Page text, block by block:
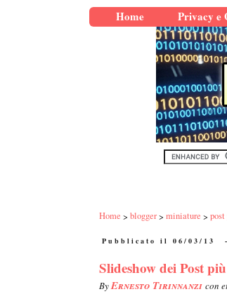
Home Privacy e
Home blogger miniature
Pubblicato il 06/03/13
Slideshow dei Post
ByErnesto Tirinnanzi con